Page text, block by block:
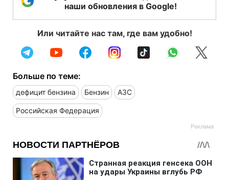
наши обновления в Google!
Или читайте нас там, где вам удобно!
Больше по теме:
дефицит бензина Бензин АЗС
Российская Федерация